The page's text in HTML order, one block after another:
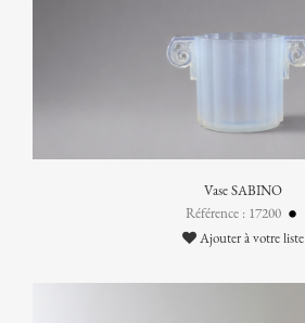
Vase SABINO
Référence : 17200
Ajouter à votre liste